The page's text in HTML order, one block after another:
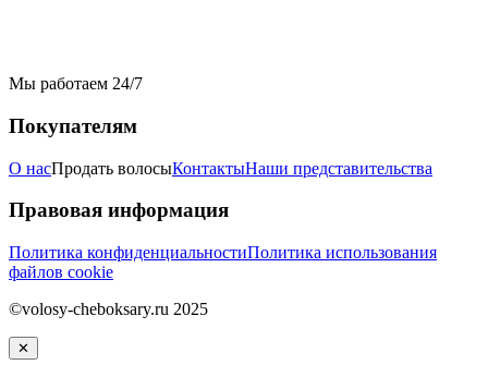
Мы работаем 24/7
Покупателям
О насПродать волосыКонтактыНаши представительства
Правовая информация
Политика конфиденциальностиПолитика использования
файлов cookie
©volosy-cheboksary.ru 2025
✕